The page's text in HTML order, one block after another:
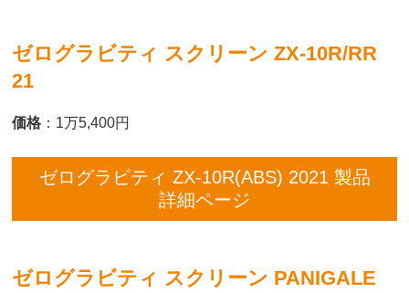
ゼログラビティ スクリーン ZX-10R/RR
21
価格 ：1万5,400円
ゼログラビティ ZX-10R(ABS) 2021 製品
詳細ページ
ゼログラビティ スクリーン PANIGALE